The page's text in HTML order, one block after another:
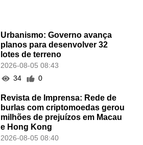
Urbanismo: Governo avança
planos para desenvolver 32
lotes de terreno
2026-08-05 08:43
34
0
Revista de Imprensa: Rede de
burlas com criptomoedas gerou
milhões de prejuízos em Macau
e Hong Kong
2026-08-05 08:40